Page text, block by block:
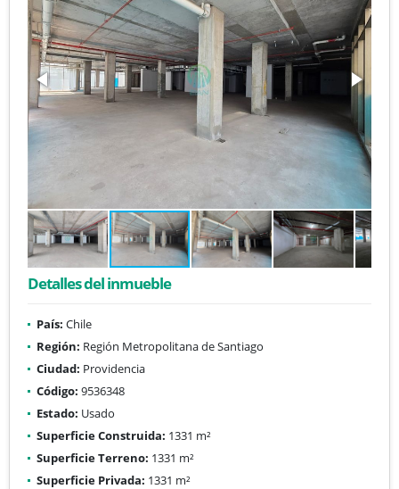
Detalles del inmueble
País: Chile
Región: Región Metropolitana de Santiago
Ciudad: Providencia
Código: 9536348
Estado: Usado
Superficie Construida: 1331 m²
Superficie Terreno: 1331 m²
Superficie Privada: 1331 m²